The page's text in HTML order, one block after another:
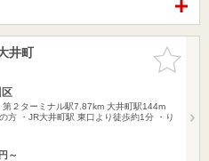
お気に入
りに追加
井町
区
第２ターミナル駅7.87km 大井町駅144m
方 ・JR大井町駅 東口より徒歩約1分 ・り
～